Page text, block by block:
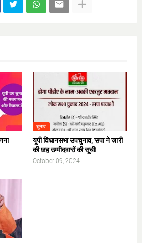
चुनाव
यूपी विधानसभा उपचुनाव, सपा ने जारी
की छह उम्मीदवारों की सूची
October 09, 2024